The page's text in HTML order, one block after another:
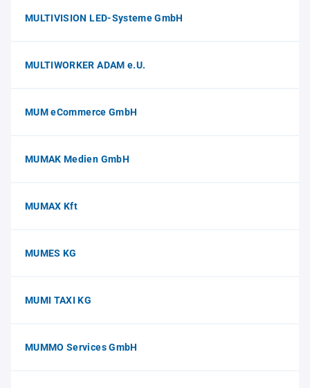
MULTIVISION LED-Systeme GmbH
MULTIWORKER ADAM e.U.
MUM eCommerce GmbH
MUMAK Medien GmbH
MUMAX Kft
MUMES KG
MUMI TAXI KG
MUMMO Services GmbH